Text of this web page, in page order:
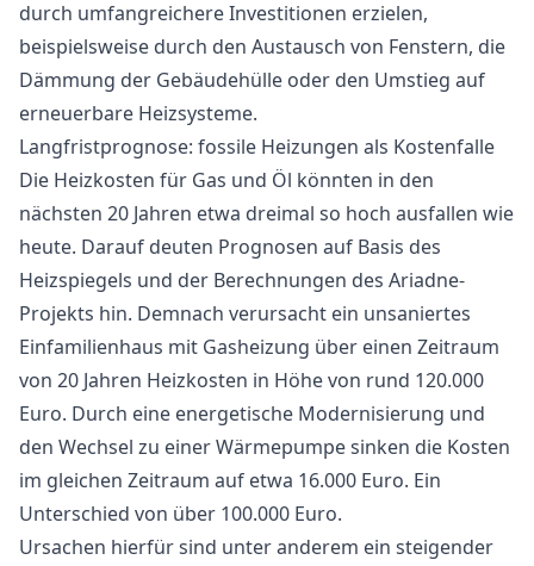
durch umfangreichere Investitionen erzielen,
beispielsweise durch den Austausch von Fenstern, die
Dämmung der Gebäudehülle oder den Umstieg auf
erneuerbare Heizsysteme.
Langfristprognose: fossile Heizungen als Kostenfalle
Die Heizkosten für Gas und Öl könnten in den
nächsten 20 Jahren etwa dreimal so hoch ausfallen wie
heute. Darauf deuten Prognosen auf Basis des
Heizspiegels und der Berechnungen des Ariadne-
Projekts hin. Demnach verursacht ein unsaniertes
Einfamilienhaus mit Gasheizung über einen Zeitraum
von 20 Jahren Heizkosten in Höhe von rund 120.000
Euro. Durch eine energetische Modernisierung und
den Wechsel zu einer Wärmepumpe sinken die Kosten
im gleichen Zeitraum auf etwa 16.000 Euro. Ein
Unterschied von über 100.000 Euro.
Ursachen hierfür sind unter anderem ein steigender